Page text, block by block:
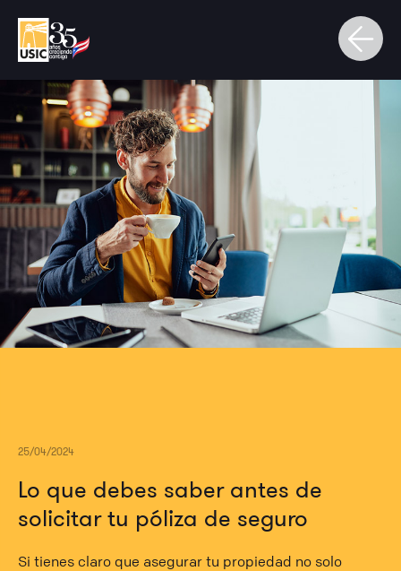
25/04/2024
Lo que debes saber antes de
solicitar tu póliza de seguro
Si tienes claro que asegurar tu propiedad no solo